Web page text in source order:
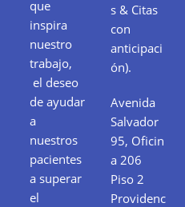
que
inspira
nuestro
trabajo,
el deseo
de ayudar
a
nuestros
pacientes
a superar
el
s & Citas
con
anticipaci
ón).
Avenida
Salvador
95, Oficin
a 206
Piso 2
Providenc